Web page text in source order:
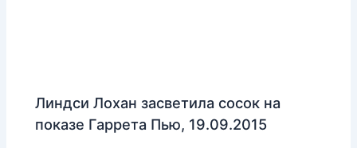
Линдси Лохан засветила сосок на
показе Гаррета Пью, 19.09.2015